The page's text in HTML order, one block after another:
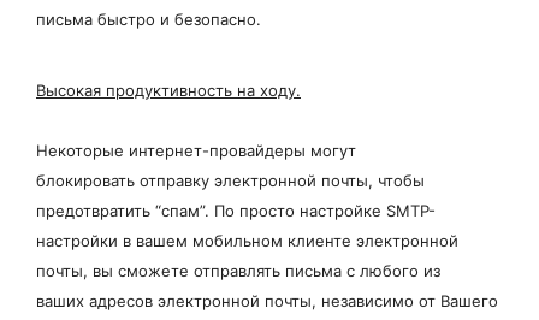
письма быстро и безопасно.
Высокая продуктивность на ходу.
Некоторые интернет-провайдеры могут
блокировать отправку электронной почты, чтобы
предотвратить “спам”. По просто настройке SMTP-
настройки в вашем мобильном клиенте электронной
почты, вы сможете отправлять письма с любого из
ваших адресов электронной почты, независимо от Вашего